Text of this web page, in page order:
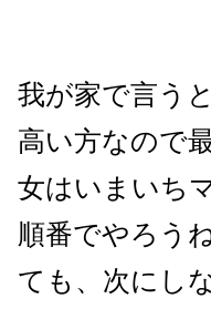
我が家で言う
高い方なので
女はいまいち
順番でやろう
ても、次にし